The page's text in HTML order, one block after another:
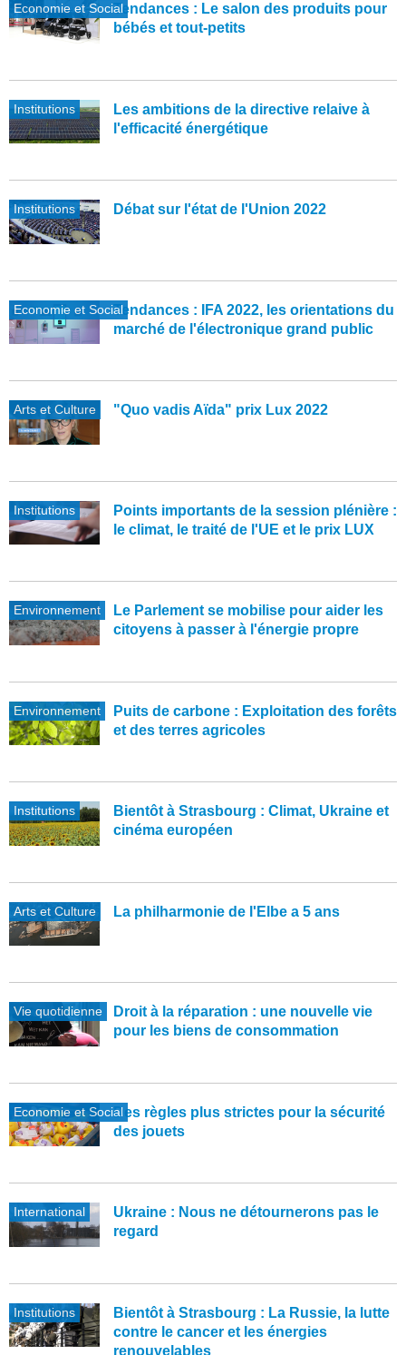
Economie et SocialTendances : Le salon des produits pour
bébés et tout-petits
Institutions
Les ambitions de la directive relaive à
l'efficacité énergétique
Institutions Débat sur l'état de l'Union 2022
Economie et SocialTendances : IFA 2022, les orientations du
marché de l'électronique grand public
Arts et Culture "Quo vadis Aïda" prix Lux 2022
Institutions
Points importants de la session plénière :
le climat, le traité de l'UE et le prix LUX
Environnement
Le Parlement se mobilise pour aider les
citoyens à passer à l'énergie propre
Environnement
Puits de carbone : Exploitation des forêts
et des terres agricoles
Institutions
Bientôt à Strasbourg : Climat, Ukraine et
cinéma européen
Arts et Culture La philharmonie de l'Elbe a 5 ans
Vie quotidienne
Droit à la réparation : une nouvelle vie
pour les biens de consommation
Economie et SocialDes règles plus strictes pour la sécurité
des jouets
International
Ukraine : Nous ne détournerons pas le
regard
Institutions
Bientôt à Strasbourg : La Russie, la lutte
contre le cancer et les énergies
renouvelables